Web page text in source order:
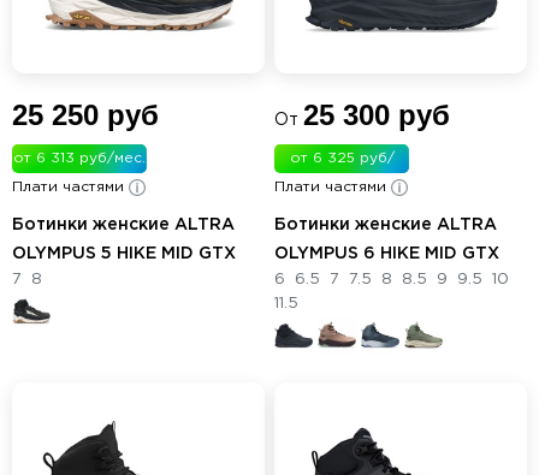
25 250 руб
от 6 313 руб/мес.
Плати частями
Ботинки женские ALTRA
OLYMPUS 5 HIKE MID GTX
7 8
От 25 300 руб
от 6 325 руб/
мес.
Плати частями
Ботинки женские ALTRA
OLYMPUS 6 HIKE MID GTX
6 6.5 7 7.5 8 8.5 9 9.5
10
11.5